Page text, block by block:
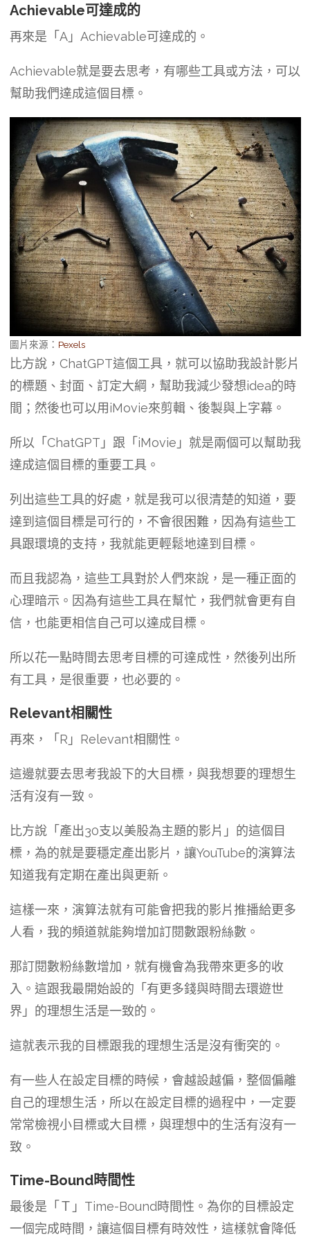
Achievable可達成的
再來是「A」Achievable可達成的。
Achievable就是要去思考，有哪些工具或方法，可以
幫助我們達成這個目標。
圖片來源： Pexels
比方說，ChatGPT這個工具，就可以協助我設計影片
的標題、封面、訂定大綱，幫助我減少發想idea的時
間；然後也可以用iMovie來剪輯、後製與上字幕。
所以「ChatGPT」跟「iMovie」就是兩個可以幫助我
達成這個目標的重要工具。
列出這些工具的好處，就是我可以很清楚的知道，要
達到這個目標是可行的，不會很困難，因為有這些工
具跟環境的支持，我就能更輕鬆地達到目標。
而且我認為，這些工具對於人們來說，是一種正面的
心理暗示。因為有這些工具在幫忙，我們就會更有自
信，也能更相信自己可以達成目標。
所以花一點時間去思考目標的可達成性，然後列出所
有工具，是很重要，也必要的。
Relevant相關性
再來，「R」Relevant相關性。
這邊就要去思考我設下的大目標，與我想要的理想生
活有沒有一致。
比方說「產出30支以美股為主題的影片」的這個目
標，為的就是要穩定產出影片，讓YouTube的演算法
知道我有定期在產出與更新。
這樣一來，演算法就有可能會把我的影片推播給更多
人看，我的頻道就能夠增加訂閱數跟粉絲數。
那訂閱數粉絲數增加，就有機會為我帶來更多的收
入。這跟我最開始設的「有更多錢與時間去環遊世
界」的理想生活是一致的。
這就表示我的目標跟我的理想生活是沒有衝突的。
有一些人在設定目標的時候，會越設越偏，整個偏離
自己的理想生活，所以在設定目標的過程中，一定要
常常檢視小目標或大目標，與理想中的生活有沒有一
致。
Time-Bound時間性
最後是「Ｔ」Time-Bound時間性。為你的目標設定
一個完成時間，讓這個目標有時效性，這樣就會降低